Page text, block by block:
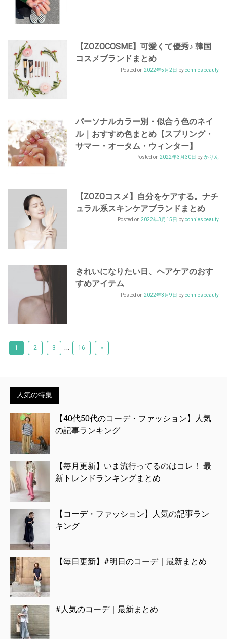
【ZOZOCOSME】可愛くて優秀♪ 韓国
コスメブランドまとめ
Posted on 2022年5月2日 byconniesbeauty
パーソナルカラー別・似合う色のネイ
ル｜おすすめ色まとめ【スプリング・
サマー・オータム・ウィンター】
Posted on 2022年3月30日 byかりん
【ZOZOコスメ】自分をケアする。ナチ
ュラル系スキンケアブランドまとめ
Posted on 2022年3月15日 byconniesbeauty
きれいになりたい日、ヘアケアのおす
すめアイテム
Posted on 2022年3月9日 byconniesbeauty
1 2 3 … 16 »
人気の特集
【40代50代のコーデ・ファッション】人気
の記事ランキング
【毎月更新】いま流行ってるのはコレ！ 最
新トレンドランキングまとめ
【コーデ・ファッション】人気の記事ラン
キング
【毎日更新】#明日のコーデ｜最新まとめ
#人気のコーデ｜最新まとめ